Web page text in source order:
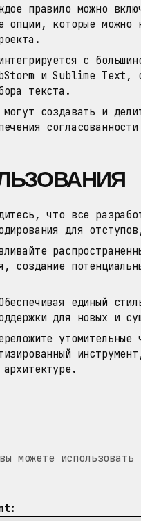
правило можно
опции, которые можно
с
и Sublime Text,
текста.
могут создавать и
что все
для
создание
единый
для новых и
можете использовать